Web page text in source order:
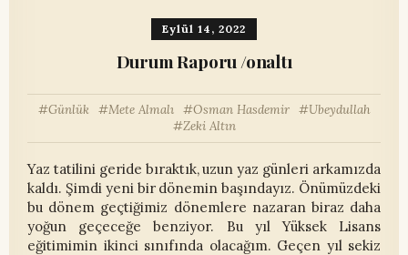
Eylül 14, 2022
Durum Raporu /onaltı
Günlük Mete Almalı Osman Hasdemir
Ubeydullah
Zeki Altın
Yaz tatilini geride bıraktık, uzun yaz günleri arkamızda
kaldı. Şimdi yeni bir dönemin başındayız. Önümüzdeki
bu dönem geçtiğimiz dönemlere nazaran biraz daha
yoğun geçeceğe benziyor. Bu yıl Yüksek Lisans
eğitimimin ikinci sınıfında olacağım. Geçen yıl sekiz